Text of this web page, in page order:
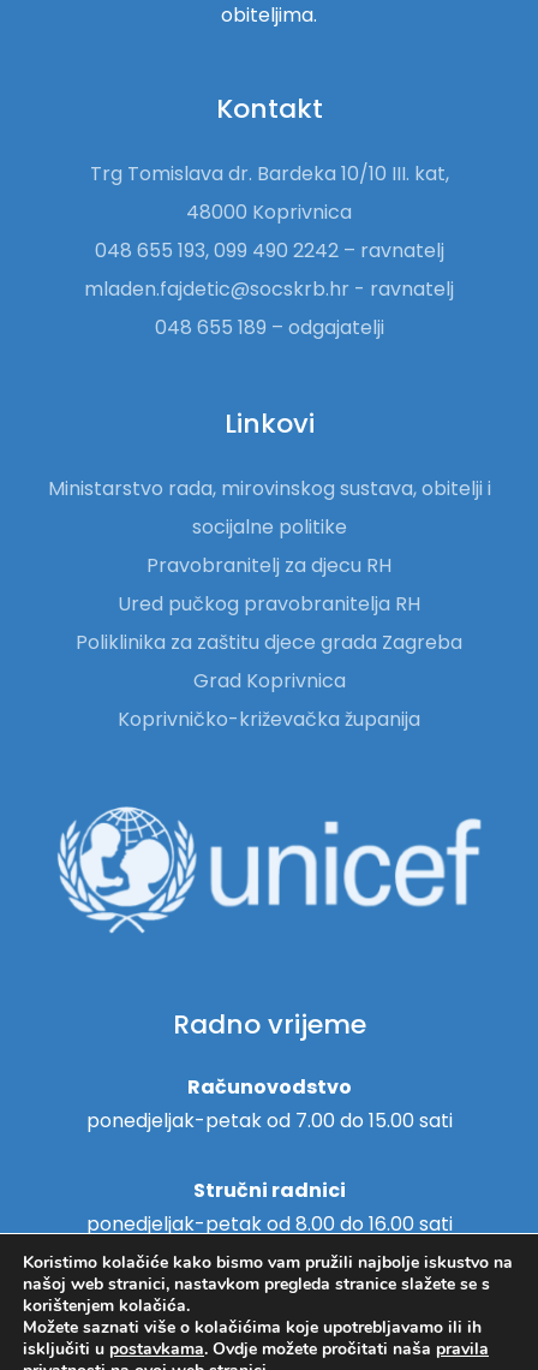
obiteljima.
Kontakt
Trg Tomislava dr. Bardeka 10/10 III. kat,
48000 Koprivnica
048 655 193, 099 490 2242 – ravnatelj
mladen.fajdetic@socskrb.hr - ravnatelj
048 655 189 – odgajatelji
Linkovi
Ministarstvo rada, mirovinskog sustava, obitelji i
socijalne politike
Pravobranitelj za djecu RH
Ured pučkog pravobranitelja RH
Poliklinika za zaštitu djece grada Zagreba
Grad Koprivnica
Koprivničko-križevačka županija
Radno vrijeme
Računovodstvo
ponedjeljak-petak od 7.00 do 15.00 sati
Stručni radnici
ponedjeljak-petak od 8.00 do 16.00 sati
Copyright © 2018. - Centar za
Izrada web stranica
/
Hosting
Koristimo kolačiće kako bismo vam pružili najbolje iskustvo na
našoj web stranici, nastavkom pregleda stranice slažete se s
korištenjem kolačića.
Možete saznati više o kolačićima koje upotrebljavamo ili ih
isključiti u postavkama. Ovdje možete pročitati naša pravila